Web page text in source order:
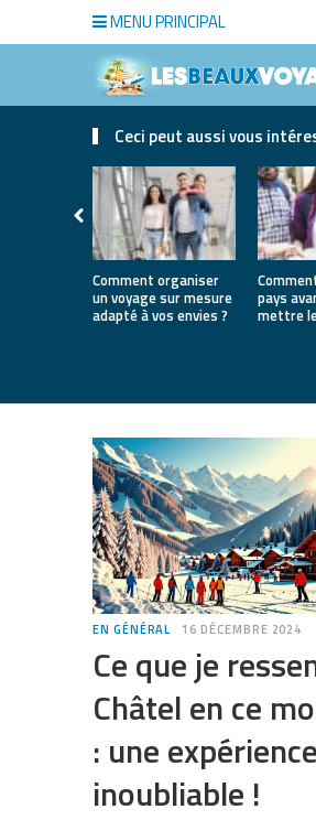
MENU PRINCIPAL
Ceci peut aussi vous
Comment organiser
un voyage sur mesure
adapté à vos envies ?
pays
mettre
EN GÉNÉRAL 16 DÉCEMBRE 2024
Ce que je
Châtel en ce
: une expérience
inoubliable !